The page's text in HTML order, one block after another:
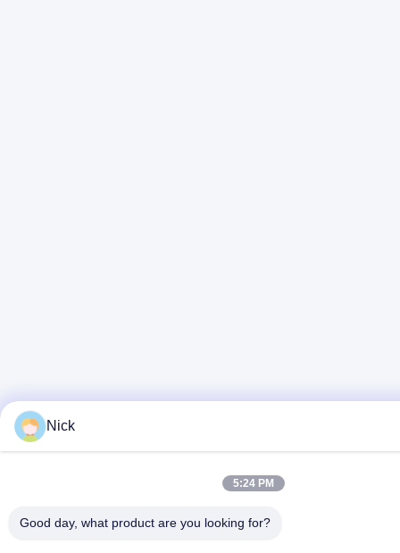
Nick
5:24 PM
Good day, what product are you looking for?